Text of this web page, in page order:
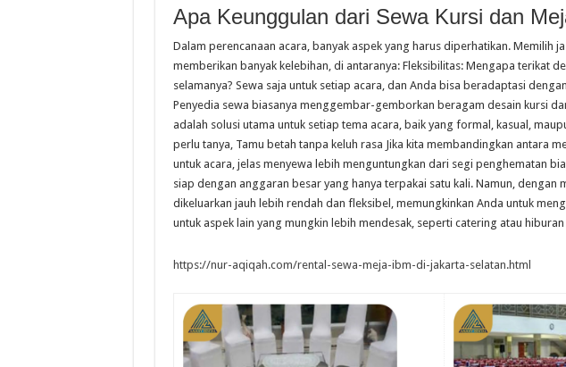
Apa Keunggulan dari Sewa Kursi dan
Dalam perencanaan acara, banyak aspek yang harus diperhatikan. Memilih
memberikan banyak kelebihan, di antaranya: Fleksibilitas: Mengapa terikat
selamanya? Sewa saja untuk setiap acara, dan Anda bisa beradaptasi
Penyedia sewa biasanya menggembar-gemborkan beragam desain kursi
adalah solusi utama untuk setiap tema acara, baik yang formal, kasual,
perlu tanya, Tamu betah tanpa keluh rasa Jika kita membandingkan antara
untuk acara, jelas menyewa lebih menguntungkan dari segi penghematan
siap dengan anggaran besar yang hanya terpakai satu kali. Namun, dengan
dikeluarkan jauh lebih rendah dan fleksibel, memungkinkan Anda untuk
untuk aspek lain yang mungkin lebih mendesak, seperti catering atau hiburan
https://nur-aqiqah.com/rental-sewa-meja-ibm-di-jakarta-selatan.html